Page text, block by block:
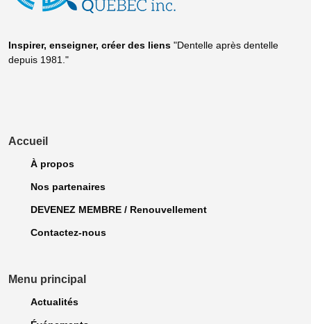
Inspirer, enseigner, créer des liens "Dentelle après dentelle
depuis 1981."
Accueil
À propos
Nos partenaires
DEVENEZ MEMBRE / Renouvellement
Contactez-nous
Menu principal
Actualités